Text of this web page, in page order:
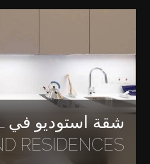
RESIDENCES